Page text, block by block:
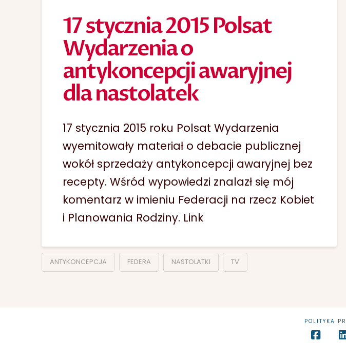
17 stycznia 2015 Polsat
Wydarzenia o
antykoncepcji awaryjnej
dla nastolatek
17 stycznia 2015 roku Polsat Wydarzenia
wyemitowały materiał o debacie publicznej
wokół sprzedaży antykoncepcji awaryjnej bez
recepty. Wśród wypowiedzi znalazł się mój
komentarz w imieniu Federacji na rzecz Kobiet
i Planowania Rodziny. Link
ANTYKONCEPCJA FEDERA NASTOLATKI TV
POLITYKA